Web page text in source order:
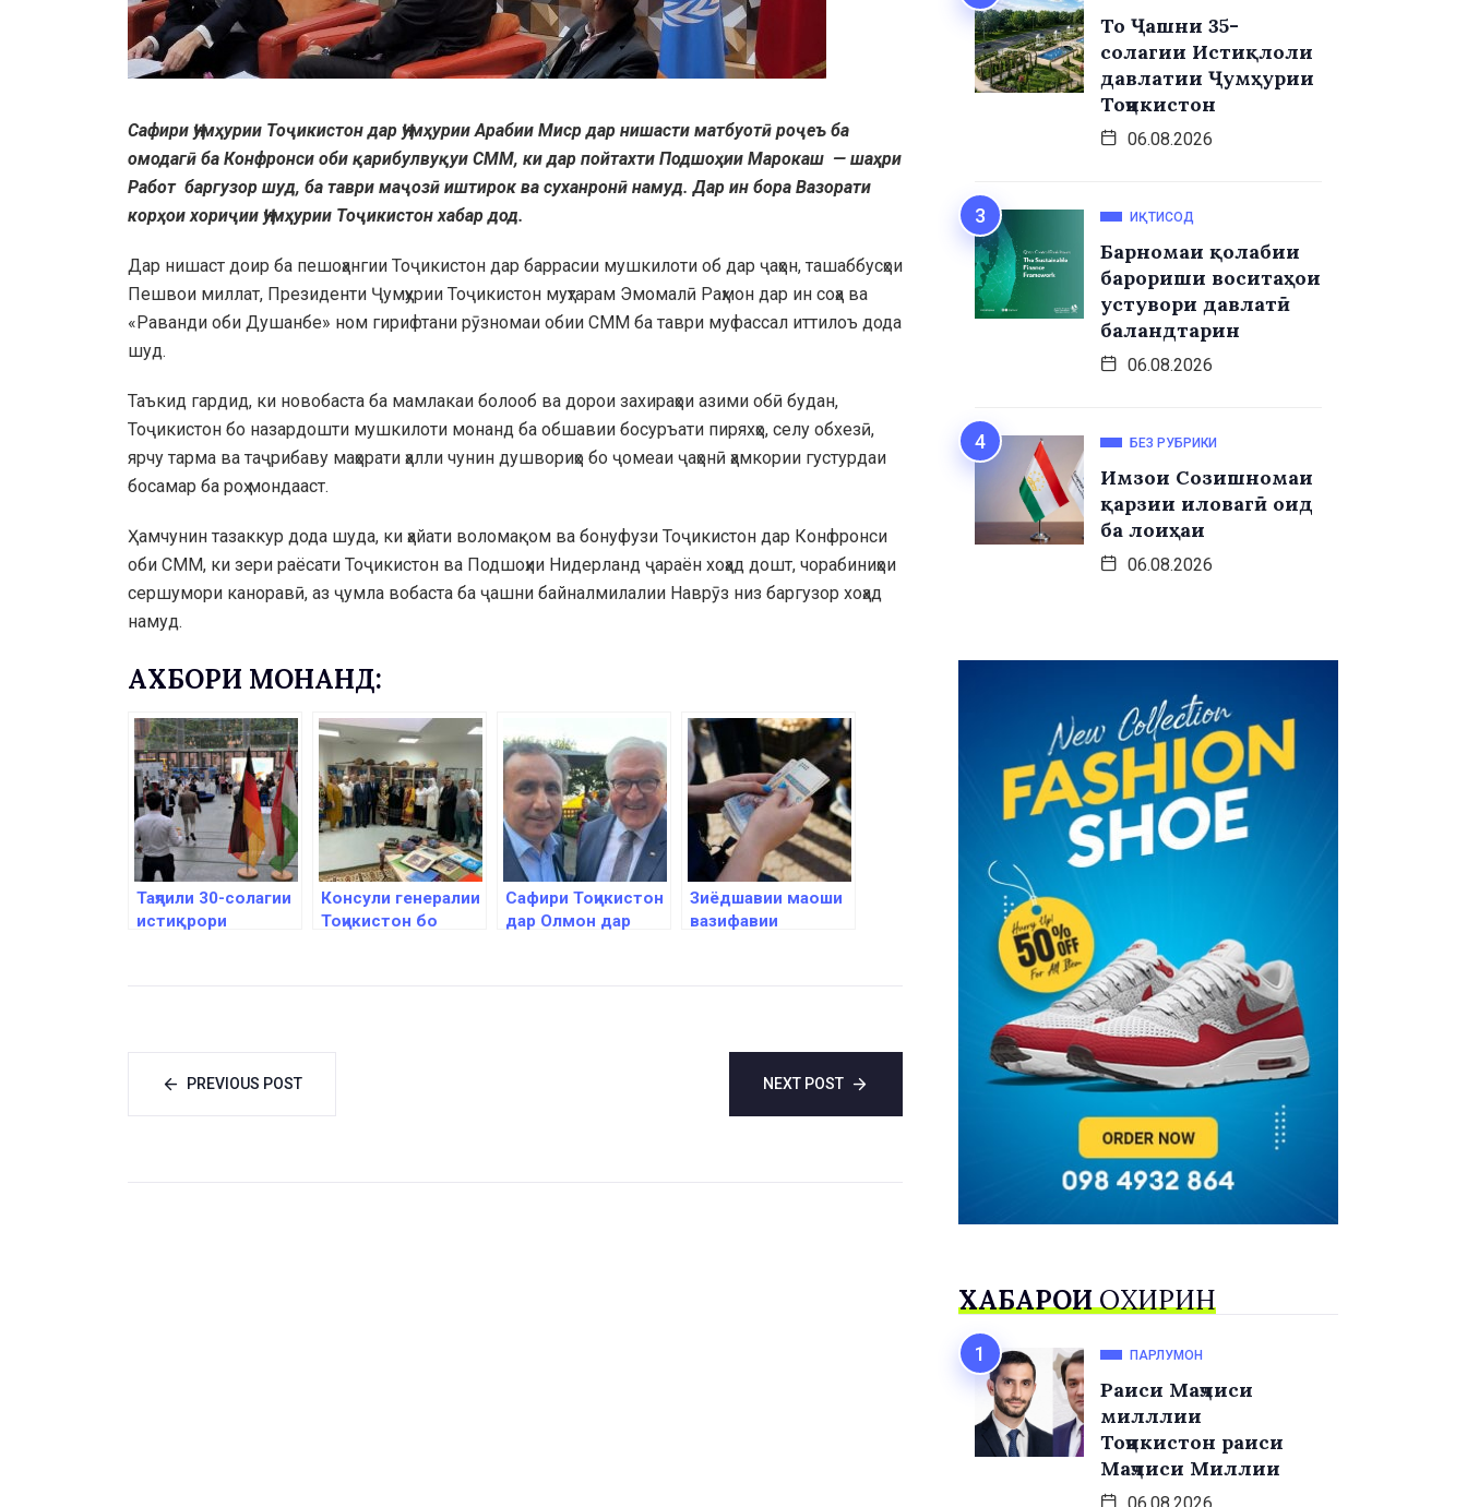
Сафири Ҷумҳурии Тоҷикистон дар Ҷумҳурии Арабии Миср дар нишасти матбуотӣ роҷеъ ба
омодагӣ ба Конфронси оби қарибулвуқуи СММ, ки дар пойтахти Подшоҳии Марокаш — шаҳри
Работ баргузор шуд, ба таври маҷозӣ иштирок ва суханронӣ намуд. Дар ин бора Вазорати
корҳои хориҷии Ҷумҳурии Тоҷикистон хабар дод.
Дар нишаст доир ба пешоҳангии Тоҷикистон дар баррасии мушкилоти об дар ҷаҳон, ташаббусҳои
Пешвои миллат, Президенти Ҷумҳурии Тоҷикистон муҳтарам Эмомалӣ Раҳмон дар ин соҳа ва
«Раванди оби Душанбе» ном гирифтани рӯзномаи обии СММ ба таври муфассал иттилоъ дода
шуд.
Таъкид гардид, ки новобаста ба мамлакаи болооб ва дорои захираҳои азими обӣ будан,
Тоҷикистон бо назардошти мушкилоти монанд ба обшавии босуръати пиряхҳо, селу обхезӣ,
ярчу тарма ва таҷрибаву маҳорати ҳалли чунин душвориҳо бо ҷомеаи ҷаҳонӣ ҳамкории густурдаи
босамар ба роҳ мондааст.
Ҳамчунин тазаккур дода шуда, ки ҳайати воломақом ва бонуфузи Тоҷикистон дар Конфронси
оби СММ, ки зери раёсати Тоҷикистон ва Подшоҳии Нидерланд ҷараён хоҳад дошт, чорабиниҳои
сершумори каноравӣ, аз ҷумла вобаста ба ҷашни байналмилалии Наврӯз низ баргузор хоҳад
намуд.
АХБОРИ МОНАНД:
Таҷлили 30-солагии
истиқрори
Консули генералии
Тоҷикистон бо
Сафири Тоҷикистон
дар Олмон дар
Зиёдшавии маоши
вазифавии
PREVIOUS POST NEXT POST
То Ҷашни 35-
солагии Истиқлоли
давлатии Ҷумҳурии
Тоҷикистон
06.08.2026
ИҚТИСОД
Барномаи қолабии
барориши воситаҳои
устувори давлатӣ
баландтарин
06.08.2026
БЕЗ РУБРИКИ
Имзои Созишномаи
қарзии иловагӣ оид
ба лоиҳаи
06.08.2026
ХАБАРҲОИОХИРИН
ПАРЛУМОН
Раиси Маҷлиси
милллии
Тоҷикистон раиси
Маҷлиси Миллии